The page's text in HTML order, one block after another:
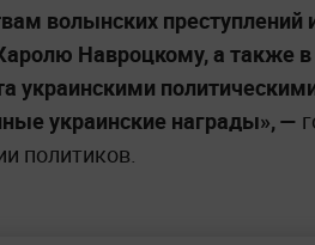
волынских преступлений
Навроцкому, а также в
украинскими
украинские награды», —
политиков.